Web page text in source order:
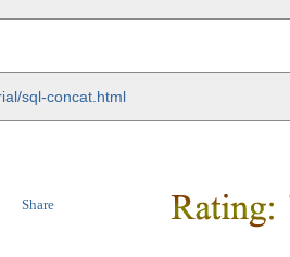
sql-concat.html
Share